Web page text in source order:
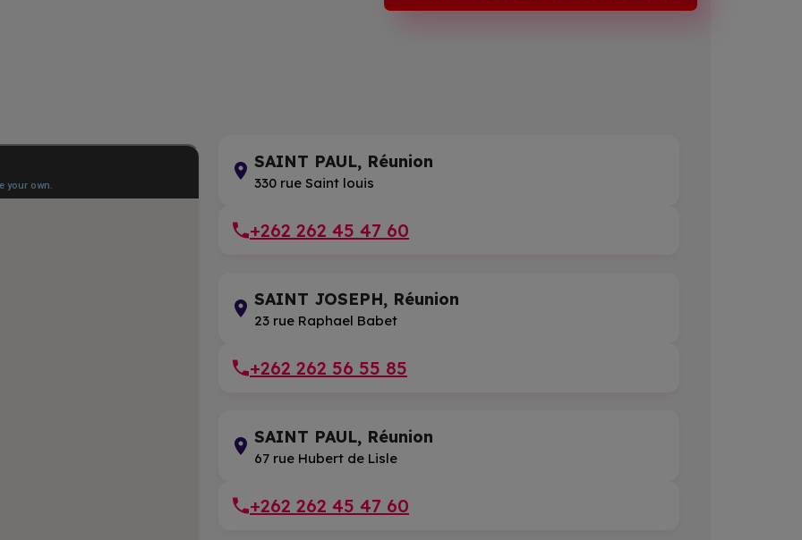
SAINT PAUL, Réunion
330 rue Saint louis
+262 262 45 47 60
SAINT JOSEPH, Réunion
23 rue Raphael Babet
+262 262 56 55 85
SAINT PAUL, Réunion
67 rue Hubert de Lisle
+262 262 45 47 60